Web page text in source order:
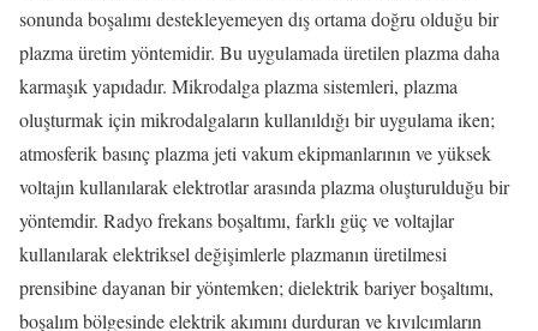
sonunda boşalımı destekleyemeyen dış ortama doğru olduğu bir
plazma üretim yöntemidir. Bu uygulamada üretilen plazma daha
karmaşık yapıdadır. Mikrodalga plazma sistemleri, plazma
oluşturmak için mikrodalgaların kullanıldığı bir uygulama iken;
atmosferik basınç plazma jeti vakum ekipmanlarının ve yüksek
voltajın kullanılarak elektrotlar arasında plazma oluşturulduğu bir
yöntemdir. Radyo frekans boşaltımı, farklı güç ve voltajlar
kullanılarak elektriksel değişimlerle plazmanın üretilmesi
prensibine dayanan bir yöntemken; dielektrik bariyer boşaltımı,
boşalım bölgesinde elektrik akımını durduran ve kıvılcımların